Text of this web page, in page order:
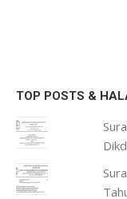
TOP POSTS &